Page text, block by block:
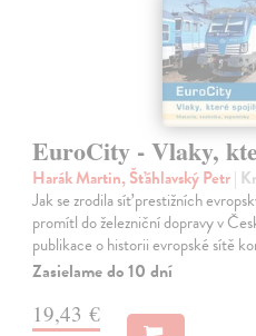
EuroCity - Vlaky,
Harák Martin, Šťáhlavský Petr|
Jak se zrodila síť prestižních
promítl do železniční dopravy v
publikace o historii evropské sítě
Zasielame do 10 dní
19,43 €